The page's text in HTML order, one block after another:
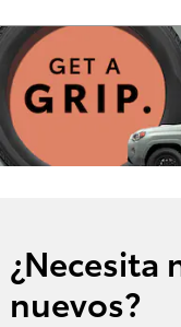
¿Necesita
nuevos?